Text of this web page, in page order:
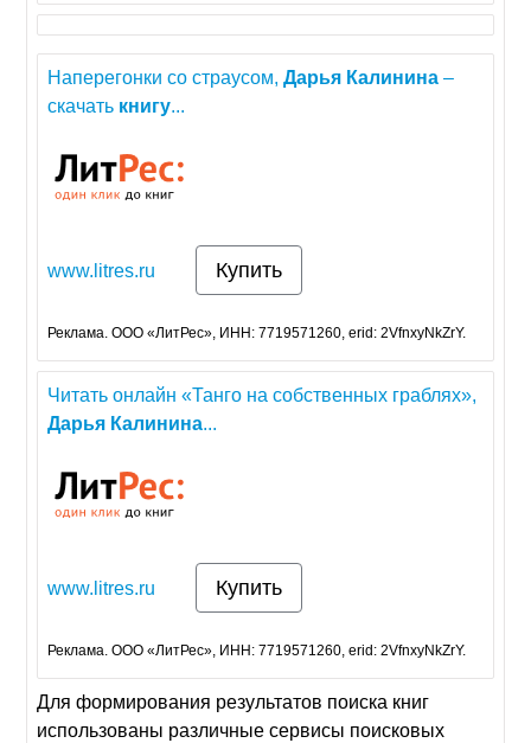
Наперегонки со страусом,Дарья Калинина –
скачать книгу...
www.litres.ru Купить
Реклама. ООО «ЛитРес», ИНН: 7719571260, erid: 2VfnxyNkZrY.
Читать онлайн «Танго на собственных граблях»,
Дарья Калинина...
www.litres.ru Купить
Реклама. ООО «ЛитРес», ИНН: 7719571260, erid: 2VfnxyNkZrY.
Для формирования результатов поиска книг
использованы различные сервисы поисковых